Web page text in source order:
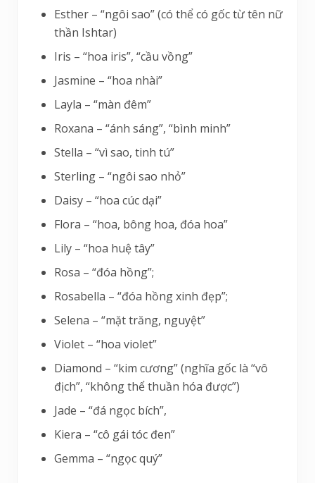
Esther – “ngôi sao” (có thể có gốc từ tên nữ
thần Ishtar)
Iris – “hoa iris”, “cầu vồng”
Jasmine – “hoa nhài”
Layla – “màn đêm”
Roxana – “ánh sáng”, “bình minh”
Stella – “vì sao, tinh tú”
Sterling – “ngôi sao nhỏ”
Daisy – “hoa cúc dại”
Flora – “hoa, bông hoa, đóa hoa”
Lily – “hoa huệ tây”
Rosa – “đóa hồng”;
Rosabella – “đóa hồng xinh đẹp”;
Selena – “mặt trăng, nguyệt”
Violet – “hoa violet”
Diamond – “kim cương” (nghĩa gốc là “vô
địch”, “không thể thuần hóa được”)
Jade – “đá ngọc bích”,
Kiera – “cô gái tóc đen”
Gemma – “ngọc quý”